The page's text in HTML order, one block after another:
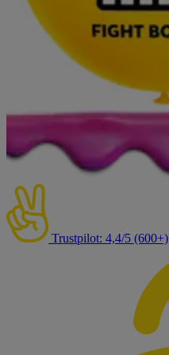
Trustpilot: 4,4/5 (600+)